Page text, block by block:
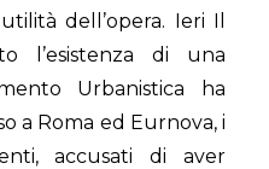
dell’opera. Ieri Il
l’esistenza di una
Urbanistica ha
a Roma ed Eurnova, i
accusati di aver